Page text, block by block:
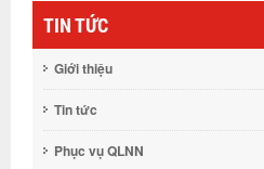
TIN TỨC
Giới thiệu
Tin tức
Phục vụ QLNN